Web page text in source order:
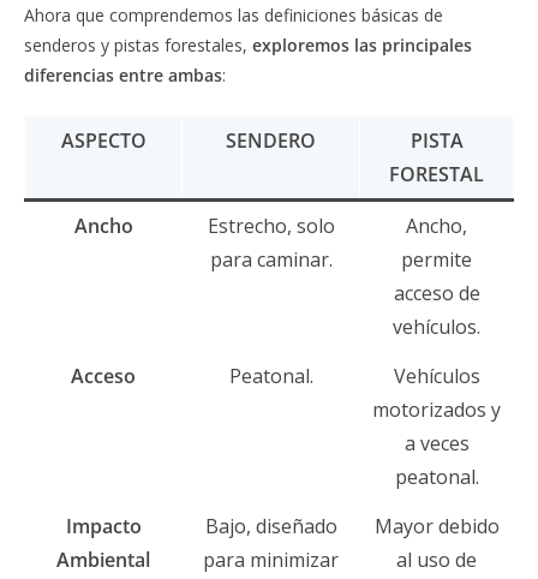
Ahora que comprendemos las definiciones básicas de
senderos y pistas forestales, exploremos las principales
diferencias entre ambas:
ASPECTO SENDERO
PISTA
FORESTAL
Ancho
Estrecho, solo
para caminar.
Ancho,
permite
acceso de
vehículos.
Acceso
Peatonal.
Vehículos
motorizados y
a veces
peatonal.
Impacto
Ambiental
Bajo, diseñado
para minimizar
Mayor debido
al uso de